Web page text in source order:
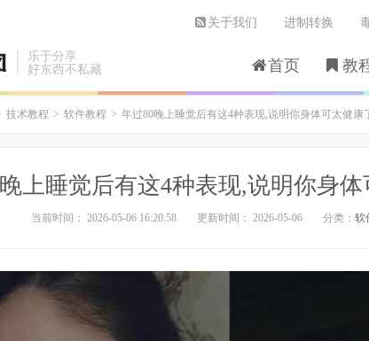
乐于分享
好东西不私藏
首页 教
关于我们 进制转换
技术教程 > 软件教程 > 年过80晚上睡觉后有这4种表现,说明你身体可太健康
上睡觉后有这4种表现,说明你身
当前时间： 2026-05-06 16:20:58 更新时间： 2026-05-06 分类： 软